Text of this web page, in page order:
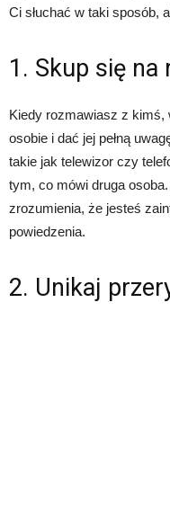
Ci słuchać w taki sposób,
1. Skup się na
Kiedy rozmawiasz z kimś,
osobie i dać jej pełną
takie jak telewizor czy
tym, co mówi druga
zrozumienia, że jesteś
powiedzenia.
2. Unikaj